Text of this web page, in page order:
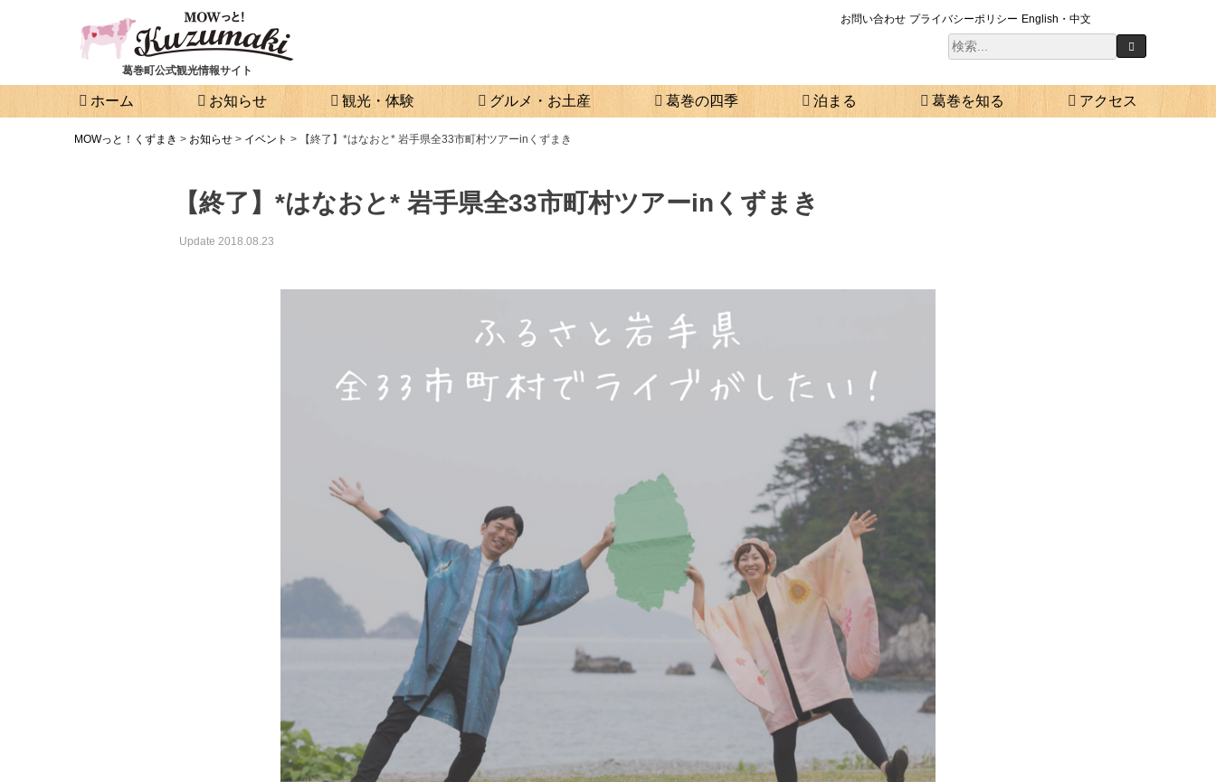
葛巻町公式観光情報サイト
お問い合わせ プライバシーポリシー English・中文
ホーム お知らせ 観光・体験 グルメ・お土産 葛巻の四季 泊まる 葛巻を知る アクセス
MOWっと！くずまき > お知らせ > イベント > 【終了】*はなおと* 岩手県全33市町村ツアーinくずまき
【終了】*はなおと* 岩手県全33市町村ツアーinくずまき
Update 2018.08.23